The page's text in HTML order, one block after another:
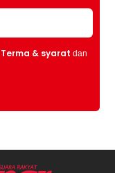
Terma & syarat dan